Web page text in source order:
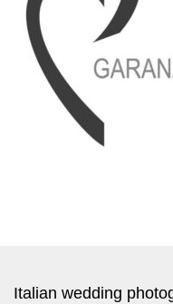
Italian wedding